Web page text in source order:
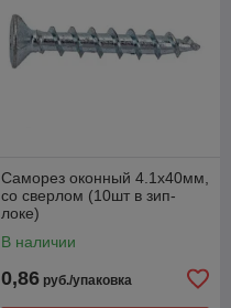
Саморез оконный 4.1х40мм,
со сверлом (10шт в зип-
локе)
В наличии
0,86 руб./упаковка